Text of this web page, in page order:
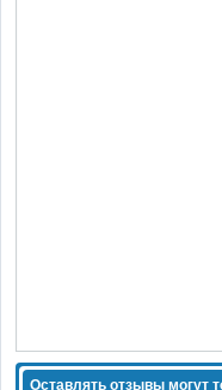
Оставлять отзывы могут